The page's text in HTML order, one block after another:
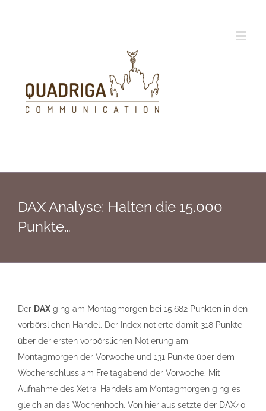
DAX Analyse: Halten die 15.000
Punkte…
Der DAX ging am Montagmorgen bei 15.682 Punkten in den
vorbörslichen Handel. Der Index notierte damit 318 Punkte
über der ersten vorbörslichen Notierung am
Montagmorgen der Vorwoche und 131 Punkte über dem
Wochenschluss am Freitagabend der Vorwoche. Mit
Aufnahme des Xetra-Handels am Montagmorgen ging es
gleich an das Wochenhoch. Von hier aus setzte der DAX40